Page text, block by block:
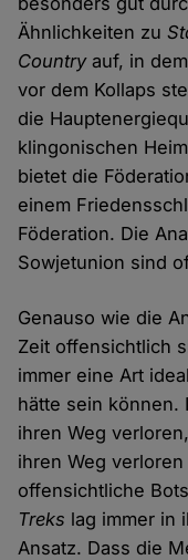
Ähnlichkeiten zu
Countryauf, in
vor dem Kollaps
die
klingonischen
bietet die
einem
Föderation. Die
Sowjetunion sind
Genauso wie die
Zeit offensichtlich
immer eine Art
hätte sein können.
ihren Weg
ihren Weg
offensichtliche
Treks lag immer in
Ansatz. Dass die